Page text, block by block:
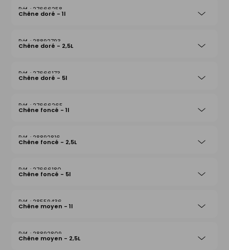
27666258
Chêne doré - 1l
28892793
Chêne doré - 2,5L
27666173
Chêne doré - 5l
27666265
Chêne foncé - 1l
28892816
Chêne foncé - 2,5L
27666180
Chêne foncé - 5l
28559436
Chêne moyen - 1l
28892809
Chêne moyen - 2,5L